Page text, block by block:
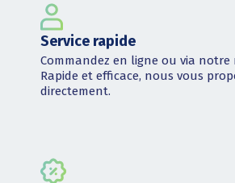
Service rapide
Commandez en ligne ou via notre
Rapide et efficace, nous vous
directement.